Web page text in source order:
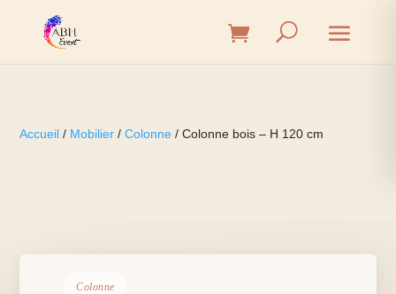
Accueil / Mobilier /Colonne / Colonne bois – H 120 cm
Colonne